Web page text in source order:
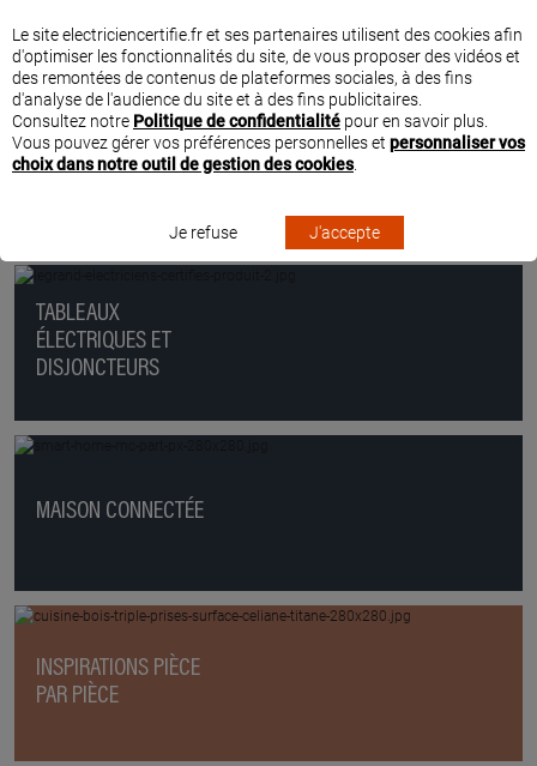
PRODUITS ET INSPIRATIONS POUR VOS TRAVAUX
D'ÉLECTRICITÉ
INTERRUPTEURS ET
TABLEAUX
ÉLECTRIQUES ET
DISJONCTEURS
MAISON CONNECTÉE
INSPIRATIONS PIÈCE
PAR PIÈCE
Le site electriciencertifie.fr et ses partenaires utilisent des cookies afin
d'optimiser les fonctionnalités du site, de vous proposer des vidéos et
des remontées de contenus de plateformes sociales, à des fins
d'analyse de l'audience du site et à des fins publicitaires.
Consultez notre Politique de confidentialité pour en savoir plus.
Vous pouvez gérer vos préférences personnelles et personnaliser vos
choix dans notre outil de gestion des cookies.
Je refuse J'accepte